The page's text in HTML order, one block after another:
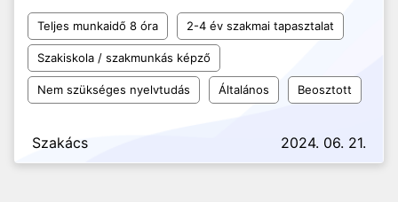
Teljes munkaidő 8 óra 2-4 év szakmai tapasztalat
Szakiskola / szakmunkás képző
Nem szükséges nyelvtudás Általános Beosztott
Szakács 2024. 06. 21.